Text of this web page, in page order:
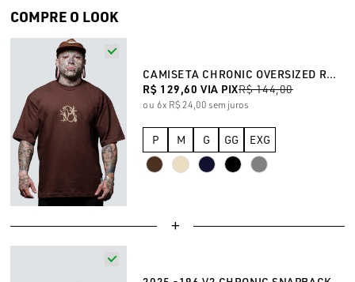
COMPRE O LOOK
CAMISETA CHRONIC OVERSIZED RUGBY 4558
R$ 129,60 VIA PIXR$ 144,00
6x R$ 24,00 sem juros
P M G GG EXG